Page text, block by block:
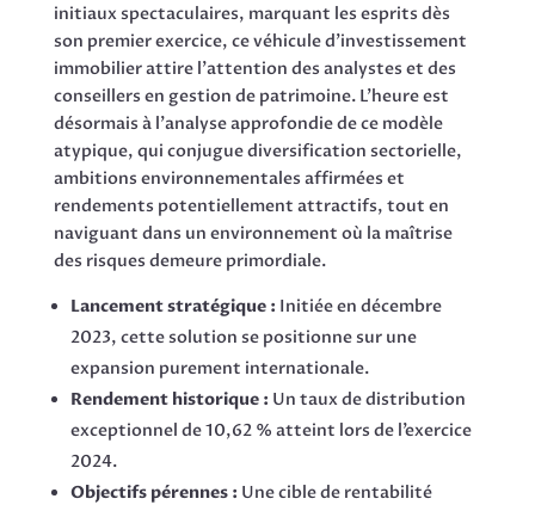
initiaux spectaculaires, marquant les esprits dès
son premier exercice, ce véhicule d’investissement
immobilier attire l’attention des analystes et des
conseillers en gestion de patrimoine. L’heure est
désormais à l’analyse approfondie de ce modèle
atypique, qui conjugue diversification sectorielle,
ambitions environnementales affirmées et
rendements potentiellement attractifs, tout en
naviguant dans un environnement où la maîtrise
des risques demeure primordiale.
Lancement stratégique : Initiée en décembre
2023, cette solution se positionne sur une
expansion purement internationale.
Rendement historique : Un taux de distribution
exceptionnel de 10,62 % atteint lors de l’exercice
2024.
Objectifs pérennes : Une cible de rentabilité